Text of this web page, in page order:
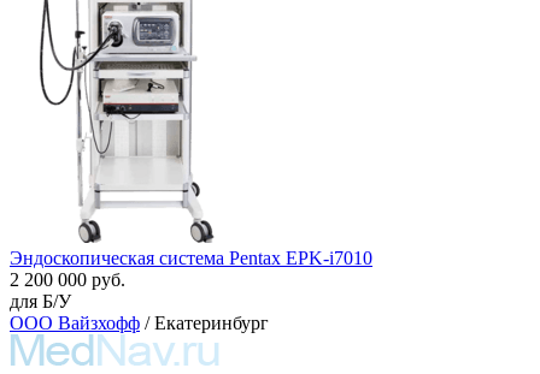
Эндоскопическая система Pentax EPK-i7010
2 200 000 руб.
для Б/У
ООО Вайзхофф / Екатеринбург